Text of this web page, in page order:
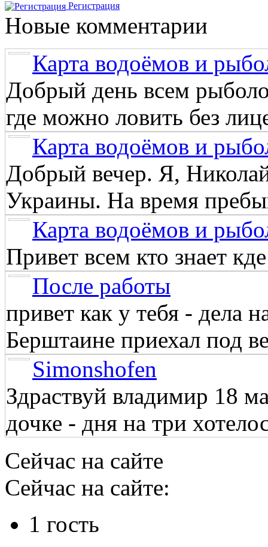
Регистрация
Новые комментарии
Карта водоёмов и
Добрый день всем
где можно ловить без
Карта водоёмов и
Добрый вечер. Я,
Украины. На время
Карта водоёмов и
Привет всем кто знает
После работы
привет как у тебя - дела
Берштаине приехал под
Simonshofen
Здраствуй владимир 18
дочке - дня на три
Сейчас на сайте
Сейчас на сайте:
1 гость